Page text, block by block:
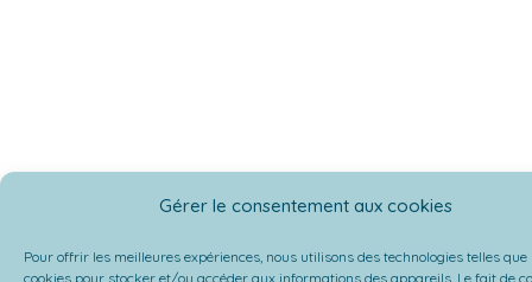
Gérer le consentement aux cookies
Pour offrir les meilleures expériences, nous utilisons des technologies telles que
cookies pour stocker et/ou accéder aux informations des appareils. Le fait de